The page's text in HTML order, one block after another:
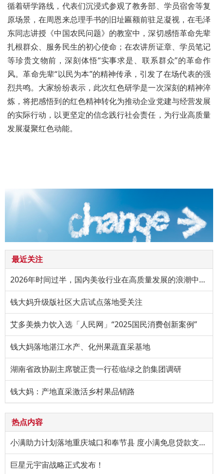
循着研学路线，代表们沉浸式参观了教务部、学员宿舍等复
原场景，在周恩来总理手书的旧址匾额前驻足凝视，在毛泽
东同志讲授《中国农民问题》的教室中，深切感悟革命先辈
扎根群众、服务民生的初心使命；在农讲所证章、学员笔记
等珍贵文物前，深刻体悟“实事求是、联系群众”的革命作
风。革命先辈“以民为本”的精神传承，引发了在场代表的强
烈共鸣。大家纷纷表示，此次红色研学是一次深刻的精神淬
炼，将把感悟到的红色精神转化为推动企业党建与经营发展
的实际行动，以更坚定的信念践行社会责任，为行业高质量
发展凝聚红色动能。
最近关注
2026年时间过半，国内美妆行业在高质量发展的浪潮中持续进阶。
钱大妈升级版社区大店试点落地受关注
艾多美焕力饮入选「人民网」“2025国民消费创新案例”
钱大妈落地湛江水产、化州果蔬直采基地
湖南省政协副主席虢正贵一行莅临绿之韵集团调研
钱大妈：产地直采激活乡村果品销路
热点内容
小满助力计划落地重庆城口和奉节县 度小满免息贷款支持特色产
巨星元宇宙战略正式发布！